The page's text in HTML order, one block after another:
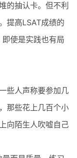
抽认卡。但不利
提高LSAT成绩的
使是实践也有局
些人声称要参加几
那些花上几百个小
向陌生人吹嘘自己